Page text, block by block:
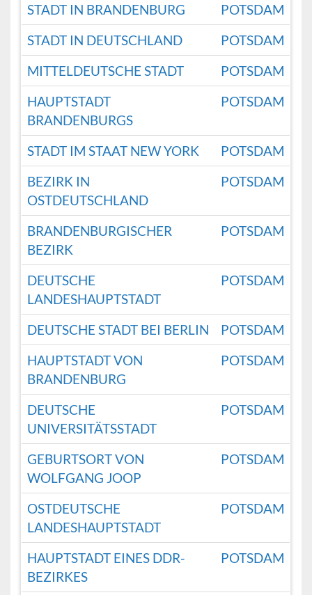
STADT IN BRANDENBURG
POTSDAM
STADT IN DEUTSCHLAND
POTSDAM
MITTELDEUTSCHE STADT
POTSDAM
HAUPTSTADT
BRANDENBURGS
POTSDAM
STADT IM STAAT NEW YORK
POTSDAM
BEZIRK IN
OSTDEUTSCHLAND
POTSDAM
BRANDENBURGISCHER
BEZIRK
POTSDAM
DEUTSCHE
LANDESHAUPTSTADT
POTSDAM
DEUTSCHE STADT BEI BERLIN
POTSDAM
HAUPTSTADT VON
BRANDENBURG
POTSDAM
DEUTSCHE
UNIVERSITÄTSSTADT
POTSDAM
GEBURTSORT VON
WOLFGANG JOOP
POTSDAM
OSTDEUTSCHE
LANDESHAUPTSTADT
POTSDAM
HAUPTSTADT EINES DDR-
BEZIRKES
POTSDAM